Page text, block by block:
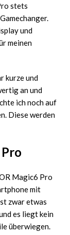
stets
und
meinen
kurze und
an und
ich noch auf
Diese werden
Magic6 Pro
mit
zwar etwas
es liegt kein
überwiegen.